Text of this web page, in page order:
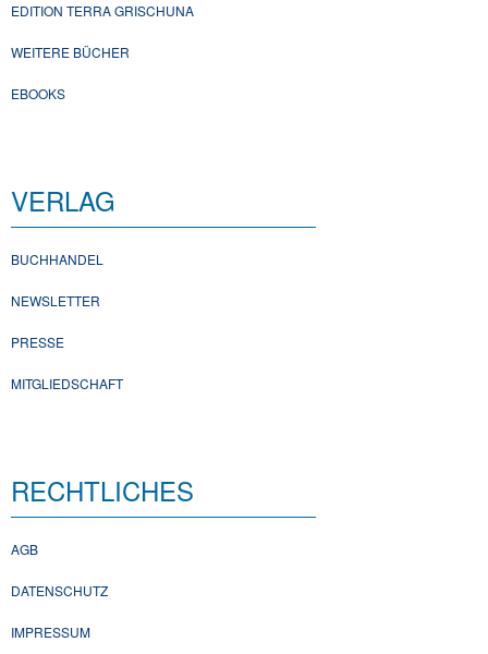
EDITION TERRA GRISCHUNA
WEITERE BÜCHER
EBOOKS
VERLAG
BUCHHANDEL
NEWSLETTER
PRESSE
MITGLIEDSCHAFT
RECHTLICHES
AGB
DATENSCHUTZ
IMPRESSUM